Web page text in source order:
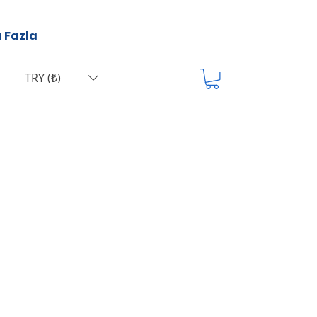
Fazla
TRY (₺)